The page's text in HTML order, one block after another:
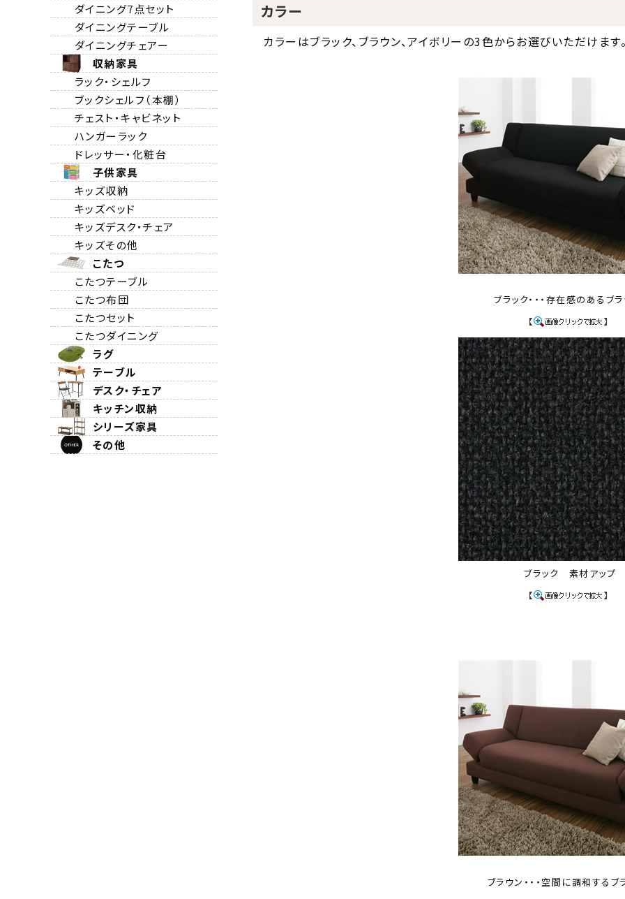
ダイニング7点セット
ダイニングテーブル
ダイニングチェアー
収納家具
ラック・シェルフ
ブックシェルフ（本棚）
チェスト・キャビネット
ハンガーラック
ドレッサー・化粧台
子供家具
キッズ収納
キッズベッド
キッズデスク・チェア
キッズその他
こたつ
こたつテーブル
こたつ布団
こたつセット
こたつダイニング
ラグ
テーブル
デスク・チェア
キッチン収納
シリーズ家具
その他
カラー
カラーはブラック、ブラウン、アイボリーの3色からお選びいただけます
ブラック・・・存在感のあるブラ
ブラック 素材アップ
ブラウン・・・空間に調和するブ